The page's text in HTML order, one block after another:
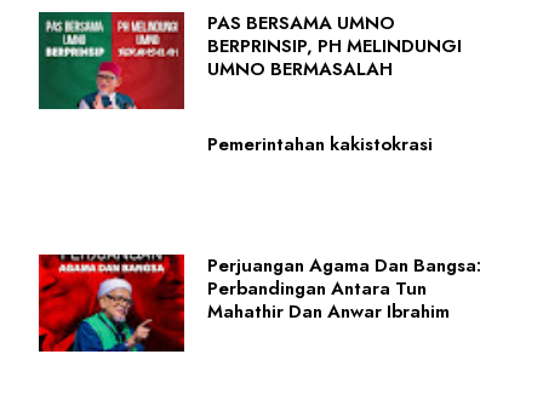
PAS BERSAMA UMNO
BERPRINSIP, PH MELINDUNGI
UMNO BERMASALAH
Pemerintahan kakistokrasi
Perjuangan Agama Dan Bangsa:
Perbandingan Antara Tun
Mahathir Dan Anwar Ibrahim